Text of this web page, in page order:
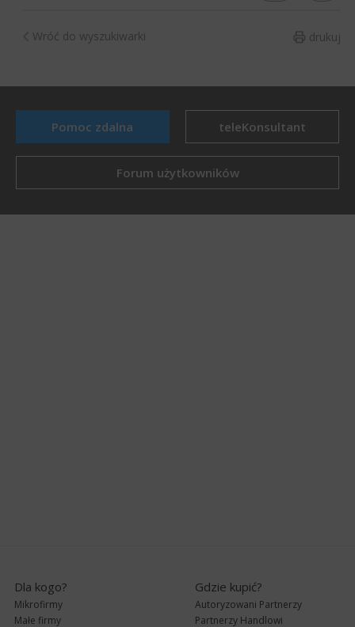
drukuj
Wróć do wyszukiwarki
Pomoc zdalna teleKonsultant
Forum użytkowników
Dla kogo?
Mikrofirmy
Małe firmy
Gdzie kupić?
Autoryzowani Partnerzy
Partnerzy Handlowi